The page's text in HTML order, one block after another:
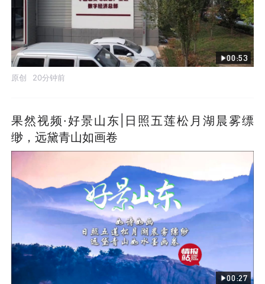
00:53
原创 20分钟前
果然视频·好景山东|日照五莲松月湖晨雾缥
缈，远黛青山如画卷
00:27